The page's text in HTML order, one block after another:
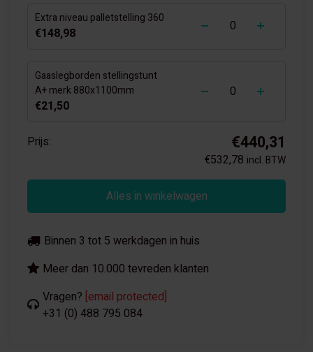
Extra niveau palletstelling 360
€148,98
-
Gaaslegborden stellingstunt
A+ merk 880x1100mm
€21,50
-
Prijs: €440,31
€532,78 incl. BTW
Alles in winkelwagen
Binnen 3 tot 5 werkdagen in huis
Meer dan 10.000 tevreden klanten
Vragen? [email protected]
+31 (0) 488 795 084